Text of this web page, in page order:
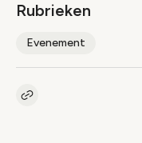
Rubrieken
Evenement
Kopieer link naar artikel